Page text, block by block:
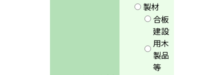
製材
合板
建設
用木
製品
等